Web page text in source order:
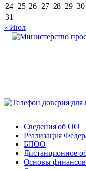
24 25 26 27 28 29 30
31
« Июл
Сведения об ОО
Реализация
БПОО
Дистанционное
Основы